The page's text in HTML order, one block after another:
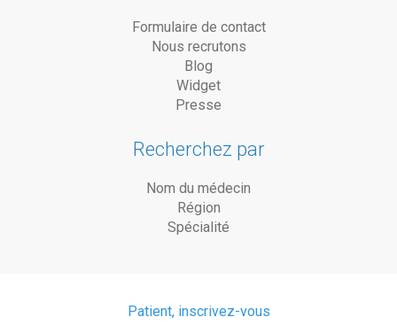
Formulaire de contact
Nous recrutons
Blog
Widget
Presse
Recherchez par
Nom du médecin
Région
Spécialité
Patient, inscrivez-vous